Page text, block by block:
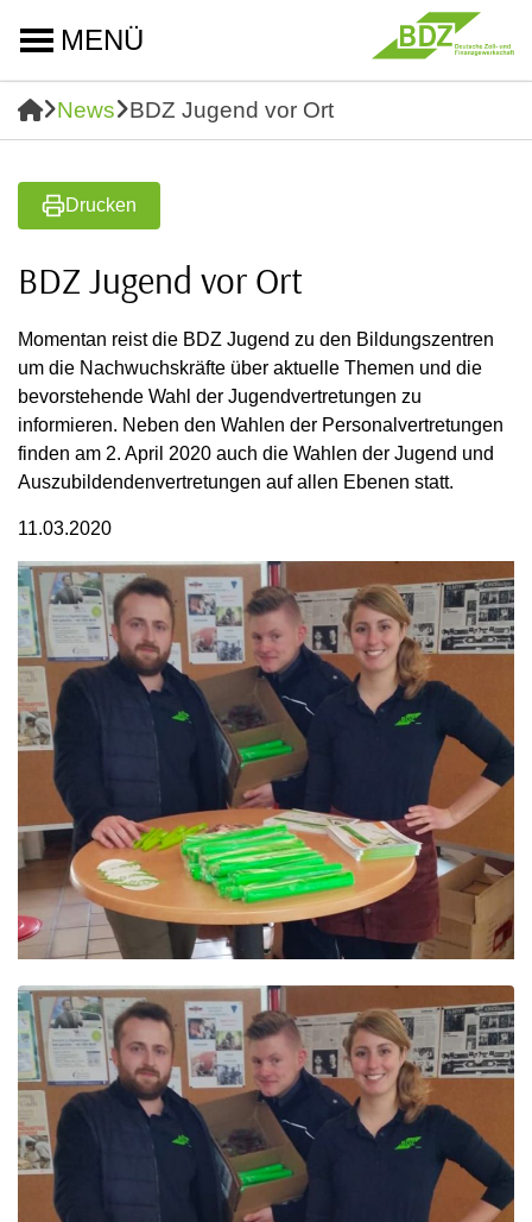
MENÜ
News BDZ Jugend vor Ort
Drucken
BDZ Jugend vor Ort
Momentan reist die BDZ Jugend zu den Bildungszentren
um die Nachwuchskräfte über aktuelle Themen und die
bevorstehende Wahl der Jugendvertretungen zu
informieren. Neben den Wahlen der Personalvertretungen
finden am 2. April 2020 auch die Wahlen der Jugend und
Auszubildendenvertretungen auf allen Ebenen statt.
11.03.2020